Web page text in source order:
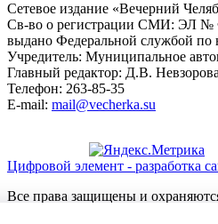
Сетевое издание «Вечерний
Cв-во о регистрации СМИ: ЭЛ №
выдано Федеральной службой по
Учредитель: Муниципальное
Главный редактор: Д.В. Невзорова
Телефон: 263-85-35
E-mail: mail@vecherka.su
Цифровой элемент - разработка
Все права защищены и